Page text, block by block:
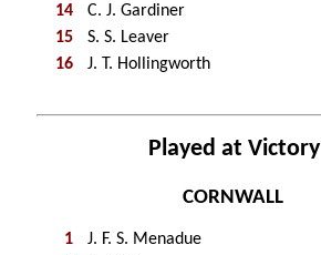
14
C. J. Gardiner
15
S. S. Leaver
16
J. T. Hollingworth
Played at
CORNWALL
1 J. F. S. Menadue